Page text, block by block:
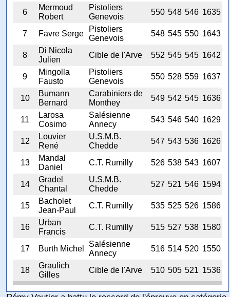
6
Mermoud
Robert
Pistoliers
Genevois
550 548 546 1635
7 Favre Serge
Pistoliers
Genevois
548 545 550 1643
8
Di Nicola
Julien
Cible de l'Arve 552 545 545 1642
9
Mingolla
Fausto
Pistoliers
Genevois
550 528 559 1637
10
Bumann
Bernard
Carabiniers de
Monthey
549 542 545 1636
11
Larosa
Cosimo
Salésienne
Annecy
543 546 540 1629
12
Louvier
René
U.S.M.B.
Chedde
547 543 536 1626
13
Mandal
Daniel
C.T. Rumilly 526 538 543 1607
14
Gradel
Chantal
U.S.M.B.
Chedde
527 521 546 1594
15
Bacholet
Jean-Paul
C.T. Rumilly 535 525 526 1586
16
Urban
Francis
C.T. Rumilly 515 527 538 1580
17 Burth Michel
Salésienne
Annecy
516 514 520 1550
18
Graulich
Gilles
Cible de l'Arve 510 505 521 1536